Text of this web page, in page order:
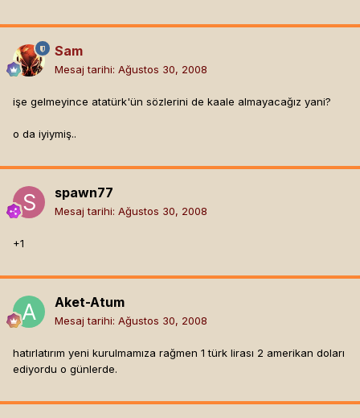
Sam
Mesaj tarihi: Ağustos 30, 2008
işe gelmeyince atatürk'ün sözlerini de kaale almayacağız yani?
o da iyiymiş..
spawn77
Mesaj tarihi: Ağustos 30, 2008
+1
Aket-Atum
Mesaj tarihi: Ağustos 30, 2008
hatırlatırım yeni kurulmamıza rağmen 1 türk lirası 2 amerikan doları
ediyordu o günlerde.